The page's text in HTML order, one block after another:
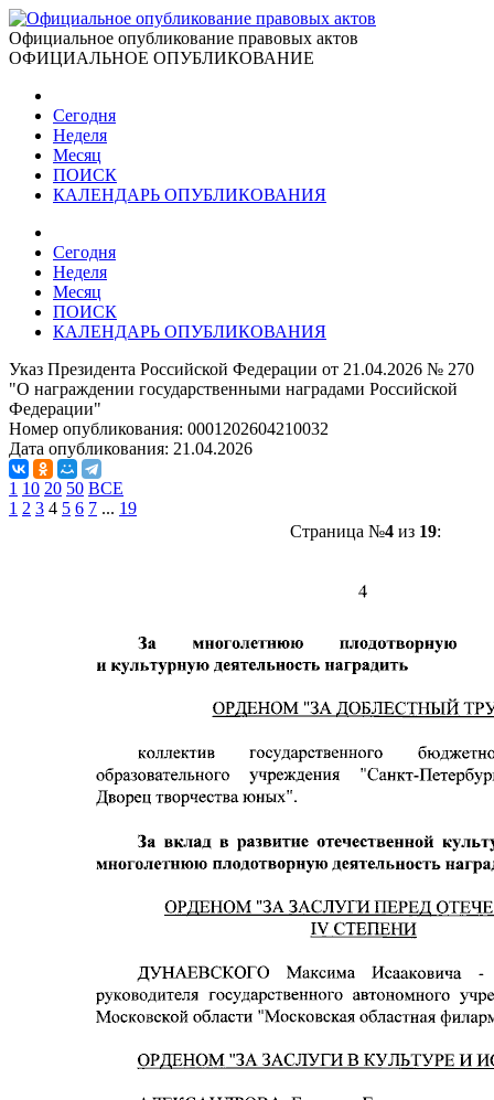
Официальное опубликование правовых актов
ОФИЦИАЛЬНОЕ ОПУБЛИКОВАНИЕ
Сегодня
Неделя
Месяц
ПОИСК
КАЛЕНДАРЬ ОПУБЛИКОВАНИЯ
Сегодня
Неделя
Месяц
ПОИСК
КАЛЕНДАРЬ ОПУБЛИКОВАНИЯ
Указ Президента Российской Федерации от 21.04.2026 № 270
"О награждении государственными наградами Российской
Федерации"
Номер опубликования: 0001202604210032
Дата опубликования: 21.04.2026
1 10 20 50 ВСЕ
1 2 3 4 5 6 7 ... 19
Страница №4из 19: